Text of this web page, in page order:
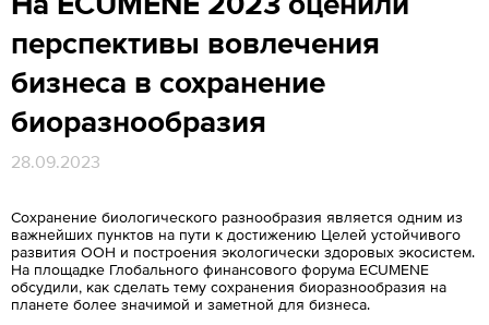
перспективы вовлечения
бизнеса в сохранение
биоразнообразия
28.09.2023
Сохранение биологического разнообразия является одним из
важнейших пунктов на пути к достижению Целей устойчивого
развития ООН и построения экологически здоровых экосистем.
На площадке Глобального финансового форума ECUMENE
обсудили, как сделать тему сохранения биоразнообразия на
планете более значимой и заметной для бизнеса.